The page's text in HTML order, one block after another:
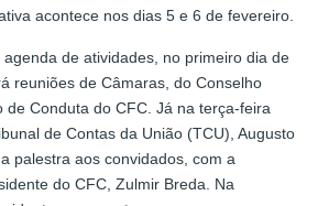
acontece nos dias 5 e 6 de fevereiro.
de atividades, no primeiro dia de
reuniões de Câmaras, do Conselho
de Conduta do CFC. Já na terça-feira
de Contas da União (TCU), Augusto
palestra aos convidados, com a
do CFC, Zulmir Breda. Na